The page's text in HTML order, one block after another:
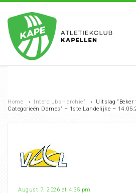
Home › Interclubs - archief › Uitslag
Categorieën Dames” – 1ste Landelijke –
August 7, 2026 at 4:35 pm